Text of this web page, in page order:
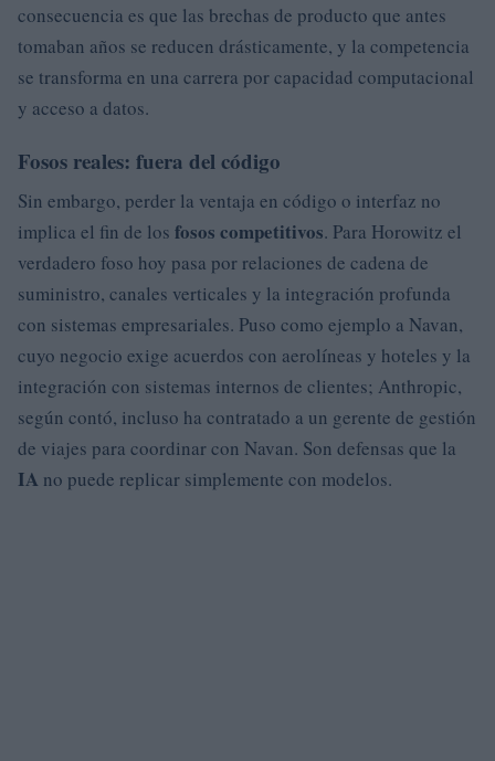
consecuencia es que las brechas de producto que antes
tomaban años se reducen drásticamente, y la competencia
se transforma en una carrera por capacidad computacional
y acceso a datos.
Fosos reales: fuera del código
Sin embargo, perder la ventaja en código o interfaz no
implica el fin de los fosos competitivos. Para Horowitz el
verdadero foso hoy pasa por relaciones de cadena de
suministro, canales verticales y la integración profunda
con sistemas empresariales. Puso como ejemplo a Navan,
cuyo negocio exige acuerdos con aerolíneas y hoteles y la
integración con sistemas internos de clientes; Anthropic,
según contó, incluso ha contratado a un gerente de gestión
de viajes para coordinar con Navan. Son defensas que la
IA no puede replicar simplemente con modelos.